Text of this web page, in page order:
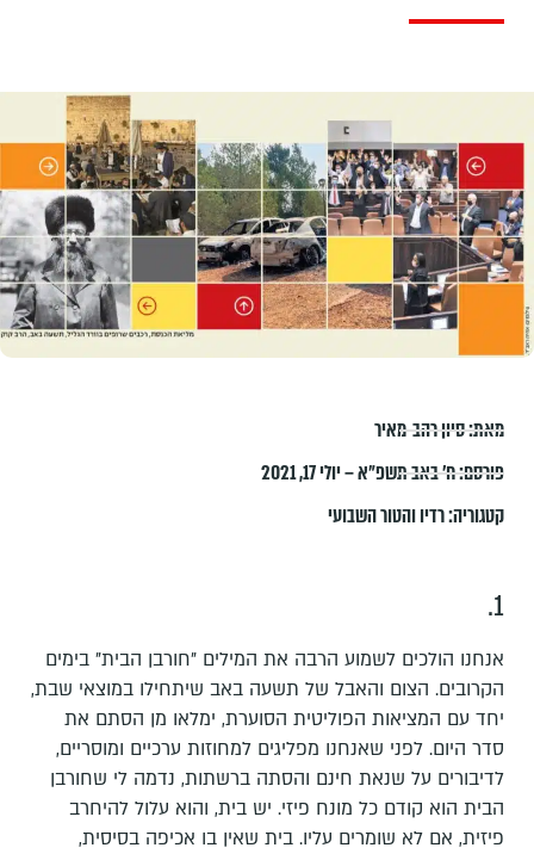
מאת:סיון רהב-מאיר
פורסם:ח׳ באב תשפ״א – יולי 17, 2021
קטגוריה:רדיו והטור השבועי
1.
אנחנו הולכים לשמוע הרבה את המילים "חורבן הבית" בימים
הקרובים. הצום והאבל של תשעה באב שיתחילו במוצאי שבת,
יחד עם המציאות הפוליטית הסוערת, ימלאו מן הסתם את
סדר היום. לפני שאנחנו מפליגים למחוזות ערכיים ומוסריים,
לדיבורים על שנאת חינם והסתה ברשתות, נדמה לי שחורבן
הבית הוא קודם כל מונח פיזי. יש בית, והוא עלול להיחרב
פיזית, אם לא שומרים עליו. בית שאין בו אכיפה בסיסית,